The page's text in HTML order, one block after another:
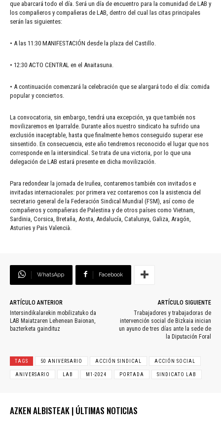
que abarcará todo el día. Será un día de encuentro para la comunidad de LAB y
los compañeros y compañeras de LAB, dentro del cual las citas principales
serán las siguientes:
• A las 11:30 MANIFESTACIÓN desde la plaza del Castillo.
• 12:30 ACTO CENTRAL en el Anaitasuna.
• A continuación comenzará la celebración que se alargará todo el día: comida
popular y conciertos.
La convocatoria, sin embargo, tendrá una excepción, ya que también nos
movilizaremos en Iparralde. Durante años nuestro sindicato ha sufrido una
exclusión inaceptable, hasta que finalmente hemos conseguido superar ese
sinsentido. En consecuencia, este año tendremos reconocido el lugar que nos
corresponde en la intersindical. Se trata de una victoria, por lo que una
delegación de LAB estará presente en dicha movilización.
Para redondear la jornada de Iruñea, contaremos también con invitados e
invitadas internacionales: por primera vez contaremos con la asistencia del
secretario general de la Federación Sindical Mundial (FSM), así como de
compañeros y compañeras de Palestina y de otros países como Vietnam,
Sardinia, Corsica, Bretaña, Aosta, Andalucía, Catalunya, Galiza, Aragón,
Asturies y Pais Valencià.
WhatsApp Facebook
ARTÍCULO ANTERIOR
Intersindikalarekin mobilizatuko da
LAB Maiatzaren Lehenean Baionan,
bazterketa gaindituz
ARTÍCULO SIGUIENTE
Trabajadores y trabajadoras de
intervención social de Bizkaia inician
un ayuno de tres días ante la sede de
la Diputación Foral
TAGS 50 ANIVERSARIO ACCIÓN SINDICAL ACCIÓN SOCIAL
ANIVERSARIO LAB M1-2024 PORTADA SINDICATO LAB
AZKEN ALBISTEAK | ÚLTIMAS NOTICIAS